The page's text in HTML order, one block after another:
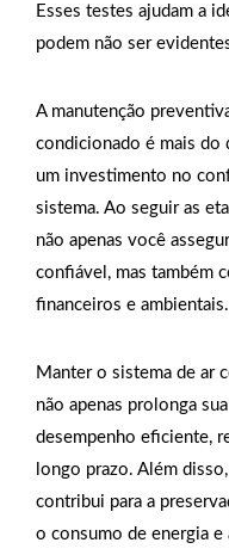
Esses testes ajudam a
podem não ser
A manutenção
condicionado é mais do
um investimento no
sistema. Ao seguir as
não apenas você
confiável, mas também
financeiros e ambientais.
Manter o sistema de ar
não apenas prolonga
desempenho eficiente,
longo prazo. Além
contribui para a
o consumo de energia